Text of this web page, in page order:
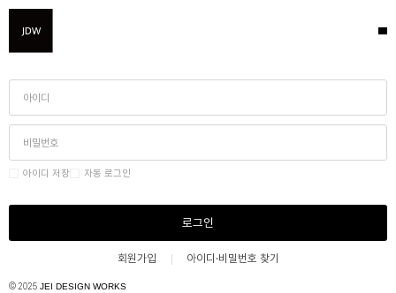
아이디 저장 자동 로그인
로그인
회원가입 아이디·비밀번호 찾기
© 2025 JEI DESIGN WORKS